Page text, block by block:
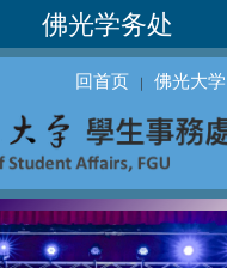
佛光学务处
回首页 ｜ 佛光大学